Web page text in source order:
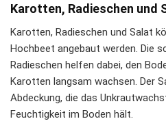
Karotten, Radieschen und
Karotten, Radieschen und Salat
Hochbeet angebaut werden. Die
Radieschen helfen dabei, den
Karotten langsam wachsen. Der
Abdeckung, die das
Feuchtigkeit im Boden hält.